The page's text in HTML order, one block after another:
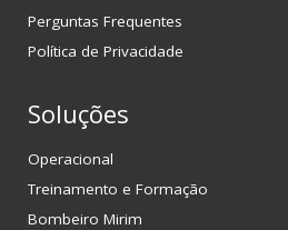
Perguntas Frequentes
Política de Privacidade
Soluções
Operacional
Treinamento e Formação
Bombeiro Mirim